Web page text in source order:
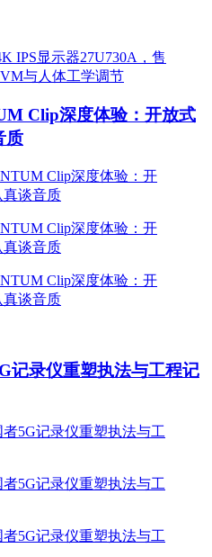
Clip深度体验：开放式
质
记录仪重塑执法与工程记